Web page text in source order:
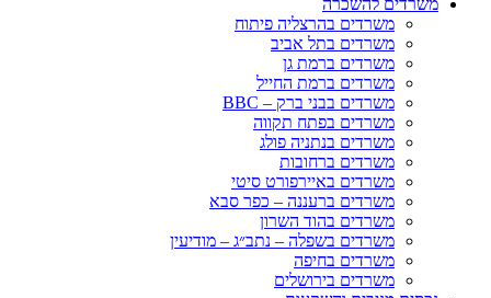
משרדים בהרצליה פיתוח
משרדים בתל אביב
משרדים ברמת גן
משרדים ברמת החייל
משרדים בבני ברק – BBC
משרדים בפתח תקווה
משרדים בנתניה פולג
משרדים ברחובות
משרדים באיירפורט סיטי
משרדים ברעננה – כפר סבא
משרדים בהוד השרון
משרדים בשפלה – נתב״ג – מודיעין
משרדים בחיפה
משרדים בירושלים